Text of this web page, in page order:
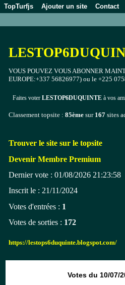
TopTurfjs Ajouter un site Contact
VOUS POUVEZ VOUS ABONNER
EUROPE:+337 56826977) ou le +225
Faites voter LESTOP6DUQUINTE à vos
Classement topsite : 85ème sur 167 sites
Trouver le site sur le topsite
Devenir Membre Premium
Dernier vote : 01/08/2026 21:23:58
Inscrit le : 21/11/2024
Votes d'entrées : 1
Votes de sorties : 172
https://lestops6duquinte.blogspot.com/
Votes du 10/07/